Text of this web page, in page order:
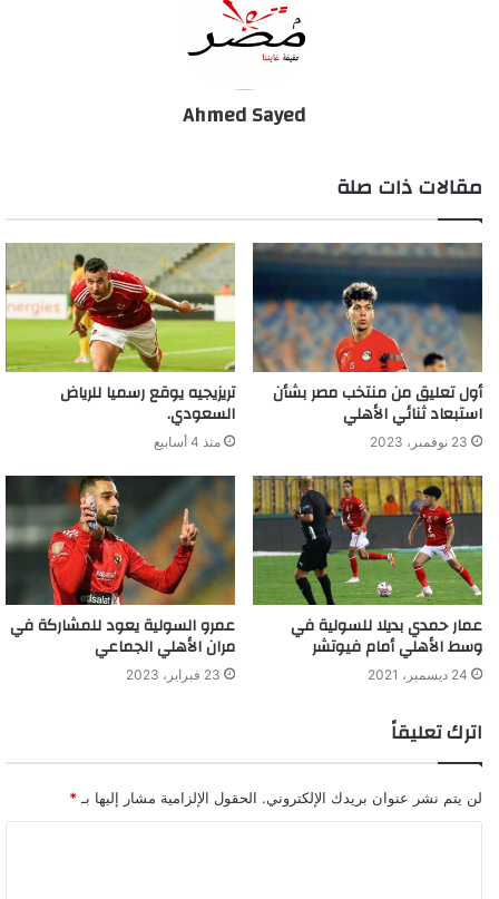
Ahmed Sayed
مقالات ذات صلة
أول تعليق من منتخب مصر بشأن
استبعاد ثنائي الأهلي
23 نوفمبر، 2023
تريزيجيه يوقع رسميا للرياض
السعودي.
منذ 4 أسابيع
عمار حمدي بديلا للسولية في
وسط الأهلي أمام فيوتشر
24 ديسمبر، 2021
عمرو السولية يعود للمشاركة في
مران الأهلي الجماعي
23 فبراير، 2023
اترك تعليقاً
لن يتم نشر عنوان بريدك الإلكتروني. الحقول الإلزامية مشار إليها بـ *